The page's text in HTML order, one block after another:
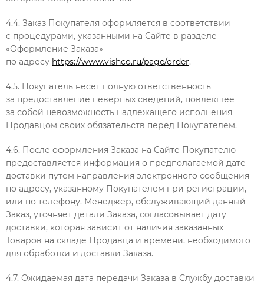
4.4. Заказ Покупателя оформляется в соответствии
с процедурами, указанными на Сайте в разделе
«Оформление Заказа»
по адресу https://www.vishco.ru/page/order.
4.5. Покупатель несет полную ответственность
за предоставление неверных сведений, повлекшее
за собой невозможность надлежащего исполнения
Продавцом своих обязательств перед Покупателем.
4.6. После оформления Заказа на Сайте Покупателю
предоставляется информация о предполагаемой дате
доставки путем направления электронного сообщения
по адресу, указанному Покупателем при регистрации,
или по телефону. Менеджер, обслуживающий данный
Заказ, уточняет детали Заказа, согласовывает дату
доставки, которая зависит от наличия заказанных
Товаров на складе Продавца и времени, необходимого
для обработки и доставки Заказа.
4.7. Ожидаемая дата передачи Заказа в Службу доставки